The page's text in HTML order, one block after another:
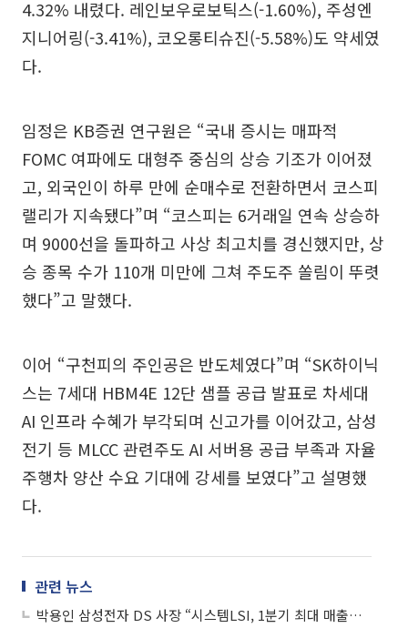
4.32% 내렸다. 레인보우로보틱스(-1.60%), 주성엔
지니어링(-3.41%), 코오롱티슈진(-5.58%)도 약세였
다.
임정은 KB증권 연구원은 “국내 증시는 매파적
FOMC 여파에도 대형주 중심의 상승 기조가 이어졌
고, 외국인이 하루 만에 순매수로 전환하면서 코스피
랠리가 지속됐다”며 “코스피는 6거래일 연속 상승하
며 9000선을 돌파하고 사상 최고치를 경신했지만, 상
승 종목 수가 110개 미만에 그쳐 주도주 쏠림이 뚜렷
했다”고 말했다.
이어 “구천피의 주인공은 반도체였다”며 “SK하이닉
스는 7세대 HBM4E 12단 샘플 공급 발표로 차세대
AI 인프라 수혜가 부각되며 신고가를 이어갔고, 삼성
전기 등 MLCC 관련주도 AI 서버용 공급 부족과 자율
주행차 양산 수요 기대에 강세를 보였다”고 설명했
다.
관련 뉴스
박용인 삼성전자 DS 사장 “시스템LSI, 1분기 최대 매출⋯미래 사업기반 강화”